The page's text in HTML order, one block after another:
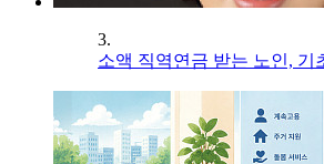
3.
소액 직역연금 받는 노인, 기